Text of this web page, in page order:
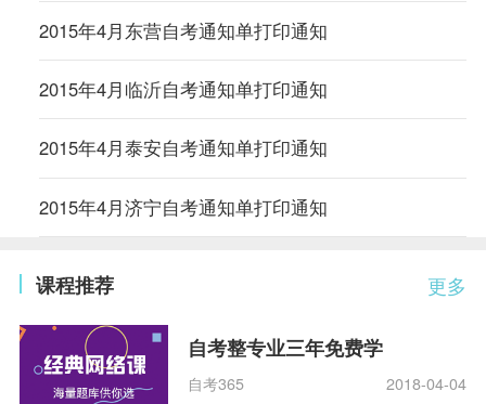
2015年4月东营自考通知单打印通知
2015年4月临沂自考通知单打印通知
2015年4月泰安自考通知单打印通知
2015年4月济宁自考通知单打印通知
更多
课程推荐
自考整专业三年免费学
自考365 2018-04-04